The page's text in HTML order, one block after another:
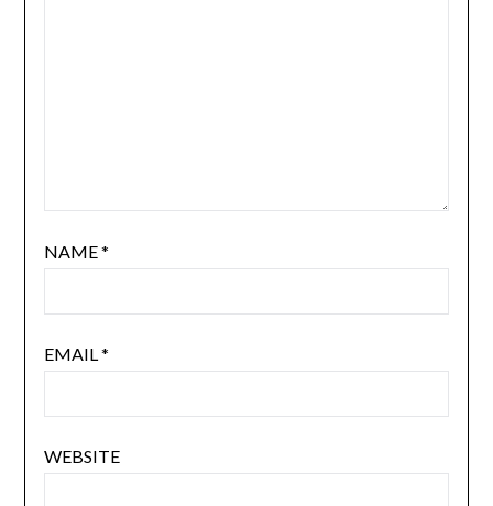
NAME*
EMAIL*
WEBSITE